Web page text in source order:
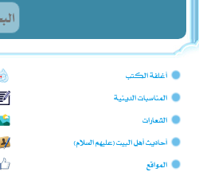
أغلفة الكتب
المناسبات الدينية
الشعارات
أحاديث أهل البيت (عليهم السلام)
المواقع